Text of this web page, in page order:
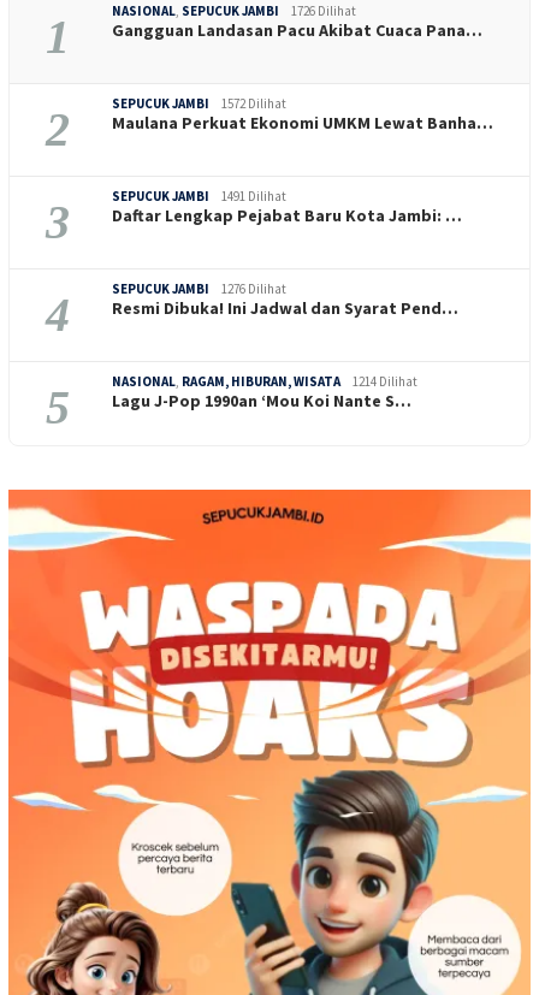
1 NASIONAL SEPUCUK JAMBI 1726 Dilihat
Gangguan Landasan Pacu Akibat Cuaca Pana…
2 SEPUCUK JAMBI 1572 Dilihat
Maulana Perkuat Ekonomi UMKM Lewat Banha…
3 SEPUCUK JAMBI 1491 Dilihat
Daftar Lengkap Pejabat Baru Kota Jambi: …
4 SEPUCUK JAMBI 1276 Dilihat
Resmi Dibuka! Ini Jadwal dan Syarat Pend…
5 NASIONAL RAGAM, HIBURAN, WISATA 1214 Dilihat
Lagu J-Pop 1990an ‘Mou Koi Nante S…